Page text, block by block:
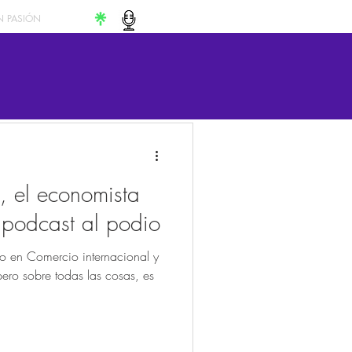
PASIÓN
el economista
al podio
en Comercio internacional y
sobre todas las cosas, es